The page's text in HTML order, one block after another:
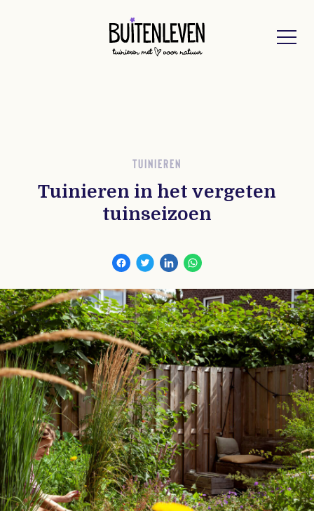
TUINIEREN
Tuinieren in het vergeten
tuinseizoen